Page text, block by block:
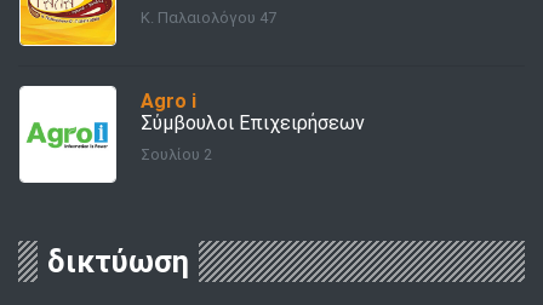
Κ. Παλαιολόγου 47
Agro i
Σύμβουλοι Επιχειρήσεων
Σουλίου 2
δικτύωση